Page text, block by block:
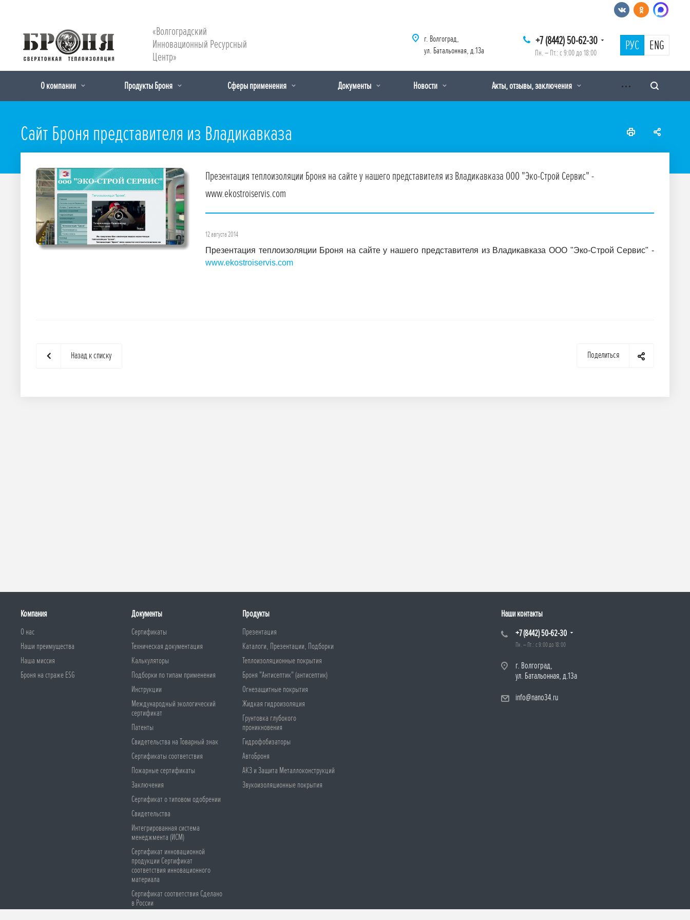
«Волгоградский
Инновационный Ресурсный
Центр»
+7 (8442) 50-62-30
Пн. – Пт.: с 9:00 до 18:00 РУС ENG
г. Волгоград,
ул. Батальонная, д.13а
О компании Продукты Броня Сферы применения Документы Новости Акты, отзывы, заключения
Сайт Броня представителя из Владикавказа
Презентация теплоизоляции Броня на сайте у нашего представителя из Владикавказа ООО "Эко-Строй Сервис" -
www.ekostroiservis.com
12 августа 2014
Презентация теплоизоляции Броня на сайте у нашего представителя из Владикавказа ООО "Эко-Строй Сервис" -
www.ekostroiservis.com
Поделиться
Назад к списку
Компания
О нас
Наши преимущества
Наша миссия
Броня на страже ESG
Документы
Сертификаты
Техническая документация
Калькуляторы
Подборки по типам применения
Инструкции
Международный экологический
сертификат
Патенты
Свидетельства на Товарный знак
Сертификаты соответствия
Пожарные сертификаты
Заключения
Сертификат о типовом одобрении
Свидетельства
Интегрированная система
менеджмента (ИСМ)
Сертификат инновационной
продукции Сертификат
соответствия инновационного
материала
Сертификат соответствия Сделано
в России
Продукты
Презентация
Каталоги, Презентации, Подборки
Теплоизоляционные покрытия
Броня "Антисептик" (антисептик)
Огнезащитные покрытия
Жидкая гидроизоляция
Грунтовка глубокого
проникновения
Гидрофобизаторы
АвтоБроня
АКЗ и Защита Металлоконструкций
Звукоизоляционные покрытия
Наши контакты
+7 (8442) 50-62-30
Пн. – Пт.: с 9:00 до 18:00
г. Волгоград,
ул. Батальонная, д.13а
info@nano34.ru